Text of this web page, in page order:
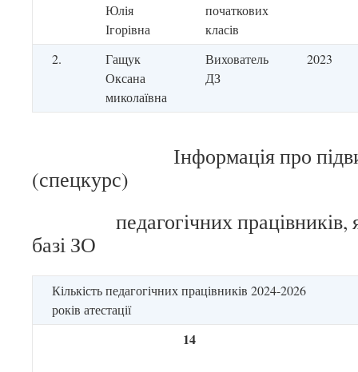
Юлія
Ігорівна
початкових
класів
2.
Гащук
Оксана
миколаївна
Вихователь
ДЗ
2023
Інформація про
(спецкурс)
педагогічних працівників,
базі ЗО
Кількість педагогічних працівників 2024-2026
років атестації
14